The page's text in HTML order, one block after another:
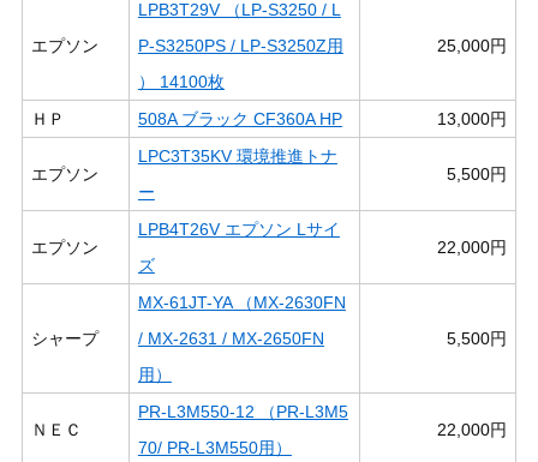
エプソン
LPB3T29V （LP-S3250 / L
P-S3250PS / LP-S3250Z用
） 14100枚
25,000円
ＨＰ 508A ブラック CF360A HP 13,000円
エプソン
LPC3T35KV 環境推進トナ
ー
5,500円
エプソン
LPB4T26V エプソン Lサイ
ズ
22,000円
シャープ
MX-61JT-YA （MX-2630FN
/ MX-2631 / MX-2650FN
用）
5,500円
ＮＥＣ
PR-L3M550-12 （PR-L3M5
70/ PR-L3M550用）
22,000円